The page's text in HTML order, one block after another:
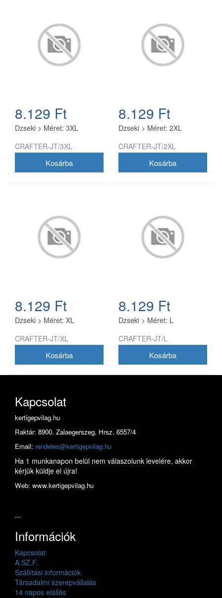
Strend Pro térdvédő egy
praktikus és kényelmes
eszköz, amelyet minden
kertész értékelni fog. Ideális
öntözéshez, ültetéshez
8.129 Ft
Dzseki > Méret: 3XL
CRAFTER-JT/3XL
8.129 Ft
Dzseki > Méret: 2XL
CRAFTER-JT/2XL
8.129 Ft
Dzseki > Méret: XL
CRAFTER-JT/XL
8.129 Ft
Dzseki > Méret: L
CRAFTER-JT/L
Kapcsolat
kertigepvilag.hu
Raktár: 8900. Zalaegerszeg, Hrsz. 6557/4
Email: rendeles@kertigepvilag.hu
Ha 1 munkanapon belül nem válaszolunk levelére, akkor
kérjük küldje el újra!
Web: www.kertigepvilag.hu
...
Információk
Kapcsolat
A.SZ.F.
Szállítási információk
Társadalmi szerepvállalás
14 napos elállás